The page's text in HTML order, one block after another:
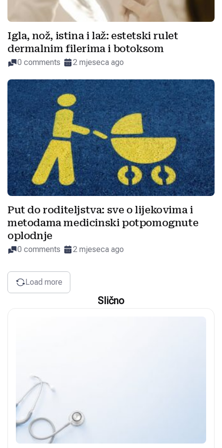
Igla, nož, istina i laž: estetski rulet
dermalnim filerima i botoksom
0 comments 2 mjeseca ago
Put do roditeljstva: sve o lijekovima i
metodama medicinski potpomognute
oplodnje
0 comments 2 mjeseca ago
Load more
Slično